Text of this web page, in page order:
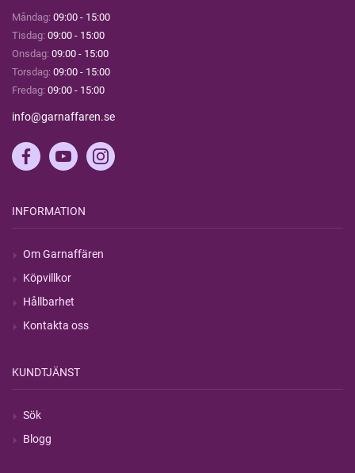
Måndag: 09:00 - 15:00
Tisdag: 09:00 - 15:00
Onsdag: 09:00 - 15:00
Torsdag: 09:00 - 15:00
Fredag: 09:00 - 15:00
info@garnaffaren.se
INFORMATION
Om Garnaffären
Köpvillkor
Hållbarhet
Kontakta oss
KUNDTJÄNST
Sök
Blogg